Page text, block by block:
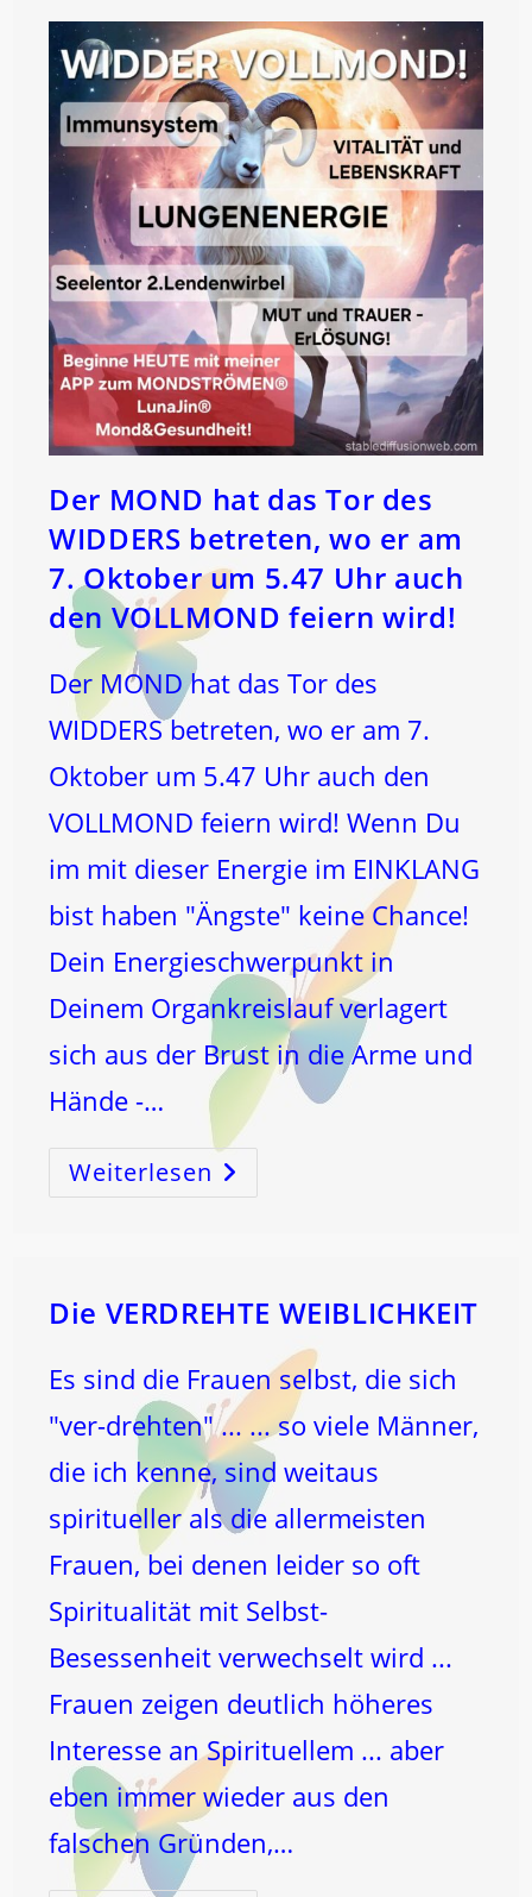
Der MOND hat das Tor des
WIDDERS betreten, wo er am
7. Oktober um 5.47 Uhr auch
den VOLLMOND feiern wird!
Der MOND hat das Tor des
WIDDERS betreten, wo er am 7.
Oktober um 5.47 Uhr auch den
VOLLMOND feiern wird! Wenn Du
im mit dieser Energie im EINKLANG
bist haben "Ängste" keine Chance!
Dein Energieschwerpunkt in
Deinem Organkreislauf verlagert
sich aus der Brust in die Arme und
Hände -…
Weiterlesen Der
MOND
Hat
Wo
Er
Oktober
Um
5.47
Uhr
Auch
Den
VOLLMOND
Feiern
Wird!
Die VERDREHTE WEIBLICHKEIT
Es sind die Frauen selbst, die sich
"ver-drehten" ... ... so viele Männer,
die ich kenne, sind weitaus
spiritueller als die allermeisten
Frauen, bei denen leider so oft
Spiritualität mit Selbst-
Besessenheit verwechselt wird ...
Frauen zeigen deutlich höheres
Interesse an Spirituellem ... aber
eben immer wieder aus den
falschen Gründen,…